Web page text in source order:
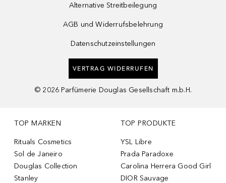
Alternative Streitbeilegung
AGB und Widerrufsbelehrung
Datenschutzeinstellungen
VERTRAG WIDERRUFEN
© 2026 Parfümerie Douglas Gesellschaft m.b.H.
TOP MARKEN
Rituals Cosmetics
Sol de Janeiro
Douglas Collection
Stanley
TOP PRODUKTE
YSL Libre
Prada Paradoxe
Carolina Herrera Good Girl
DIOR Sauvage